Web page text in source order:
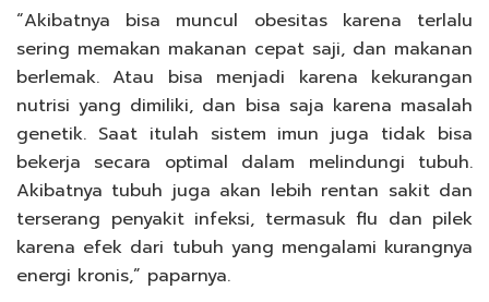
“Akibatnya bisa muncul obesitas karena terlalu
sering memakan makanan cepat saji, dan makanan
berlemak. Atau bisa menjadi karena kekurangan
nutrisi yang dimiliki, dan bisa saja karena masalah
genetik. Saat itulah sistem imun juga tidak bisa
bekerja secara optimal dalam melindungi tubuh.
Akibatnya tubuh juga akan lebih rentan sakit dan
terserang penyakit infeksi, termasuk flu dan pilek
karena efek dari tubuh yang mengalami kurangnya
energi kronis,” paparnya.